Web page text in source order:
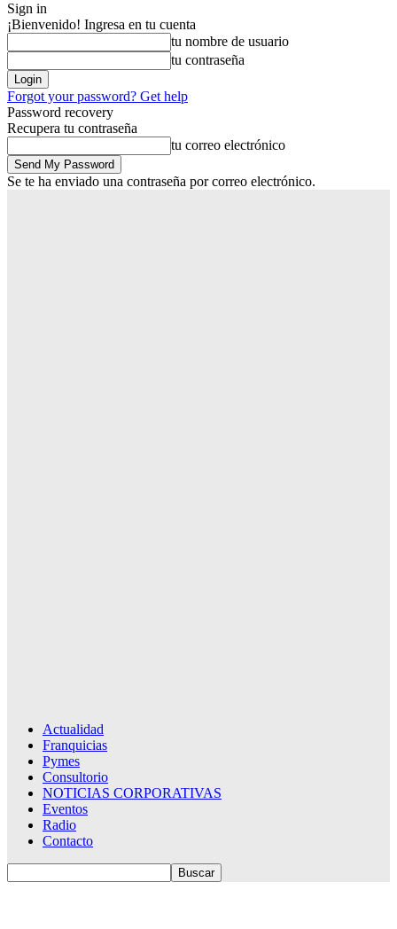
Sign in
¡Bienvenido! Ingresa en tu cuenta
tu nombre de usuario
tu contraseña
Forgot your password? Get help
Password recovery
Recupera tu contraseña
tu correo electrónico
Se te ha enviado una contraseña por correo electrónico.
Actualidad
Franquicias
Pymes
Consultorio
NOTICIAS CORPORATIVAS
Eventos
Radio
Contacto